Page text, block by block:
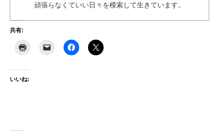
頑張らなくていい日々を模索して生きています。
共有:
いいね: